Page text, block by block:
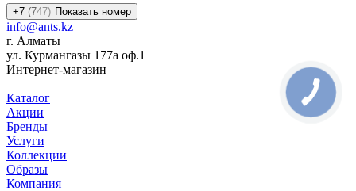
+7 (747) Показать номер
info@ants.kz
г. Алматы
ул. Курмангазы 177а оф.1
Интернет-магазин
Каталог
Акции
Бренды
Услуги
Коллекции
Образы
Компания